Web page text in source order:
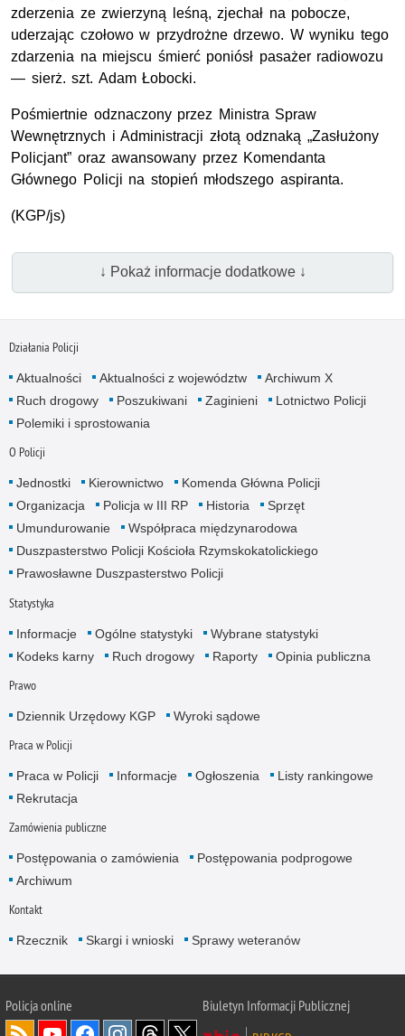
zderzenia ze zwierzyną leśną, zjechał na pobocze,
uderzając czołowo w przydrożne drzewo. W wyniku tego
zdarzenia na miejscu śmierć poniósł pasażer radiowozu
— sierż. szt. Adam Łobocki.
Pośmiertnie odznaczony przez Ministra Spraw
Wewnętrznych i Administracji złotą odznaką „Zasłużony
Policjant” oraz awansowany przez Komendanta
Głównego Policji na stopień młodszego aspiranta.
(KGP/js)
↓ Pokaż informacje dodatkowe ↓
Działania Policji
Aktualności Aktualności z województw
Archiwum X
Ruch drogowy
Poszukiwani Zaginieni
Lotnictwo Policji
Polemiki i sprostowania
O Policji
Jednostki Kierownictwo
Komenda Główna Policji
Organizacja
Policja w III RP Historia
Sprzęt
Umundurowanie
Współpraca międzynarodowa
Duszpasterstwo Policji Kościoła Rzymskokatolickiego
Prawosławne Duszpasterstwo Policji
Statystyka
Informacje Ogólne statystyki
Wybrane statystyki
Kodeks karny
Ruch drogowy Raporty Opinia publiczna
Prawo
Dziennik Urzędowy KGP Wyroki sądowe
Praca w Policji
Praca w Policji Informacje Ogłoszenia
Listy rankingowe
Rekrutacja
Zamówienia publiczne
Postępowania o zamówienia
Postępowania podprogowe
Archiwum
Kontakt
Rzecznik Skargi i wnioski Sprawy weteranów
Policjaonline
Biuletyn Informacji Publicznej